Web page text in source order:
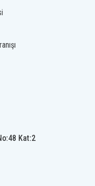
Kat:2